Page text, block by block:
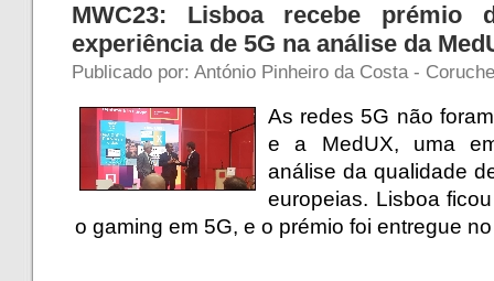
MWC23: Lisboa recebe prémio
experiência de 5G na análise da
Publicado por: António Pinheiro da Costa -
As redes 5G não
e a MedUX, uma
análise da qualidade
europeias. Lisboa
o gaming em 5G, e o prémio foi entregue